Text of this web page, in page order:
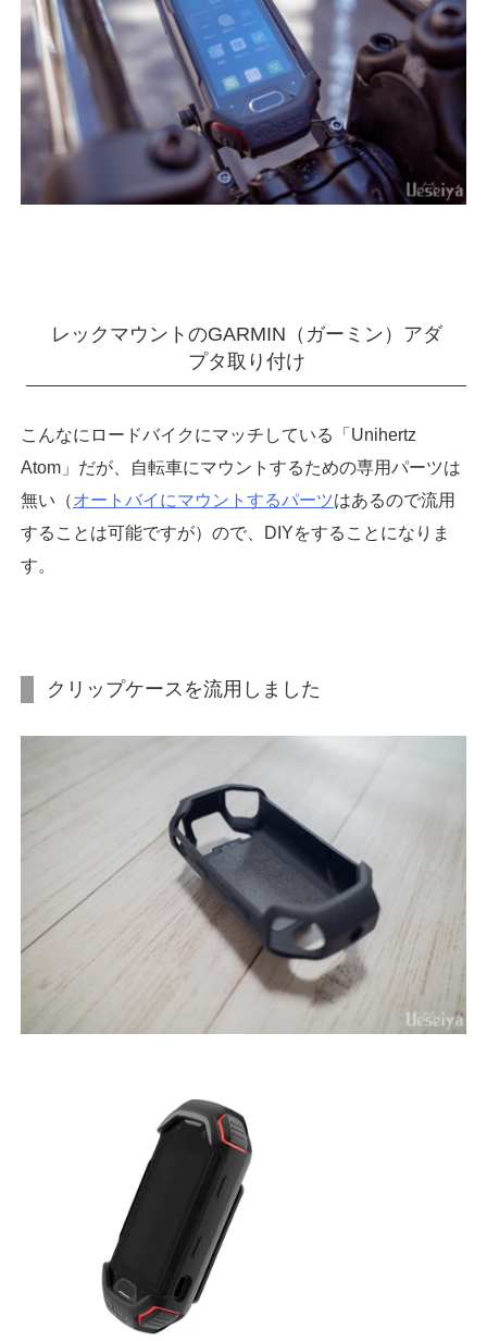
レックマウントのGARMIN（ガーミン）アダ
プタ取り付け
こんなにロードバイクにマッチしている「Unihertz
Atom」だが、自転車にマウントするための専用パーツは
無い（オートバイにマウントするパーツはあるので流用
することは可能ですが）ので、DIYをすることになりま
す。
クリップケースを流用しました